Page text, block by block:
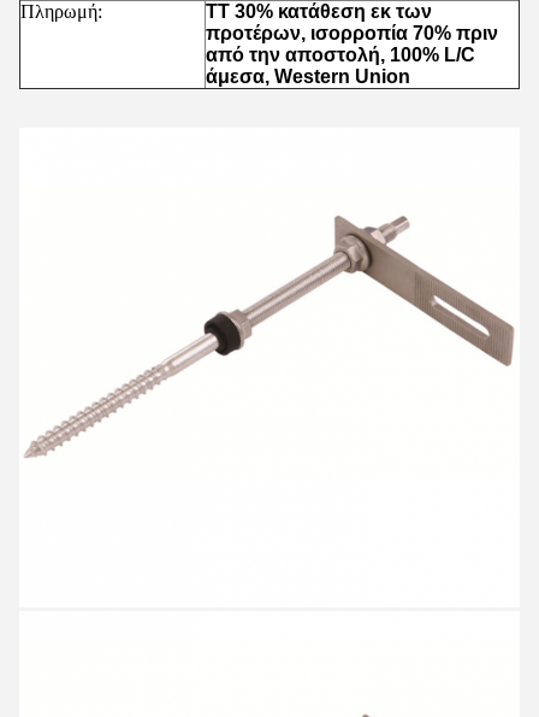
Πληρωμή:
TT 30% κατάθεση εκ των
προτέρων, ισορροπία 70% πριν
από την αποστολή, 100% L/C
άμεσα, Western Union